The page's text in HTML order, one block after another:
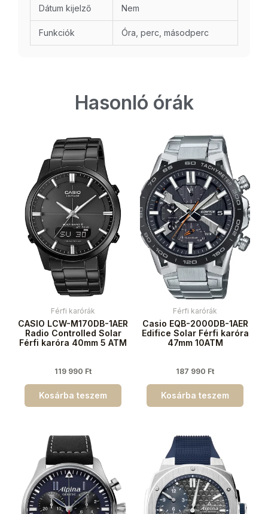
Dátum kijelző Nem
Funkciók Óra, perc, másodperc
Hasonló órák
Férfi karórák
CASIO LCW-M170DB-1AER
Radio Controlled Solar
Férfi karóra 40mm 5 ATM
119 990 Ft
Kosárba teszem
Férfi karórák
Casio EQB-2000DB-1AER
Edifice Solar Férfi karóra
47mm 10ATM
187 990 Ft
Kosárba teszem